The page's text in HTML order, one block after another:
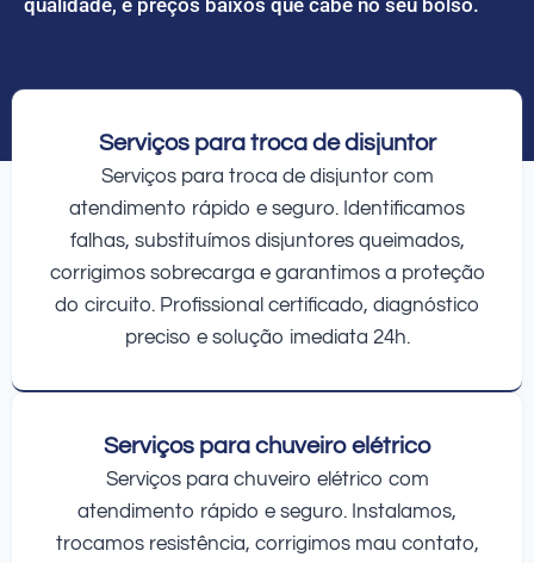
Serviços para troca de disjuntor
Serviços para troca de disjuntor com
atendimento rápido e seguro. Identificamos
falhas, substituímos disjuntores queimados,
corrigimos sobrecarga e garantimos a proteção
do circuito. Profissional certificado, diagnóstico
preciso e solução imediata 24h.
Serviços para chuveiro elétrico
Serviços para chuveiro elétrico com
atendimento rápido e seguro. Instalamos,
trocamos resistência, corrigimos mau contato,